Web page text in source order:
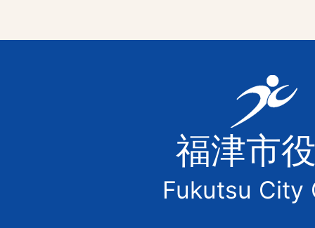
福
津
市
の
福津市
Fukutsu City